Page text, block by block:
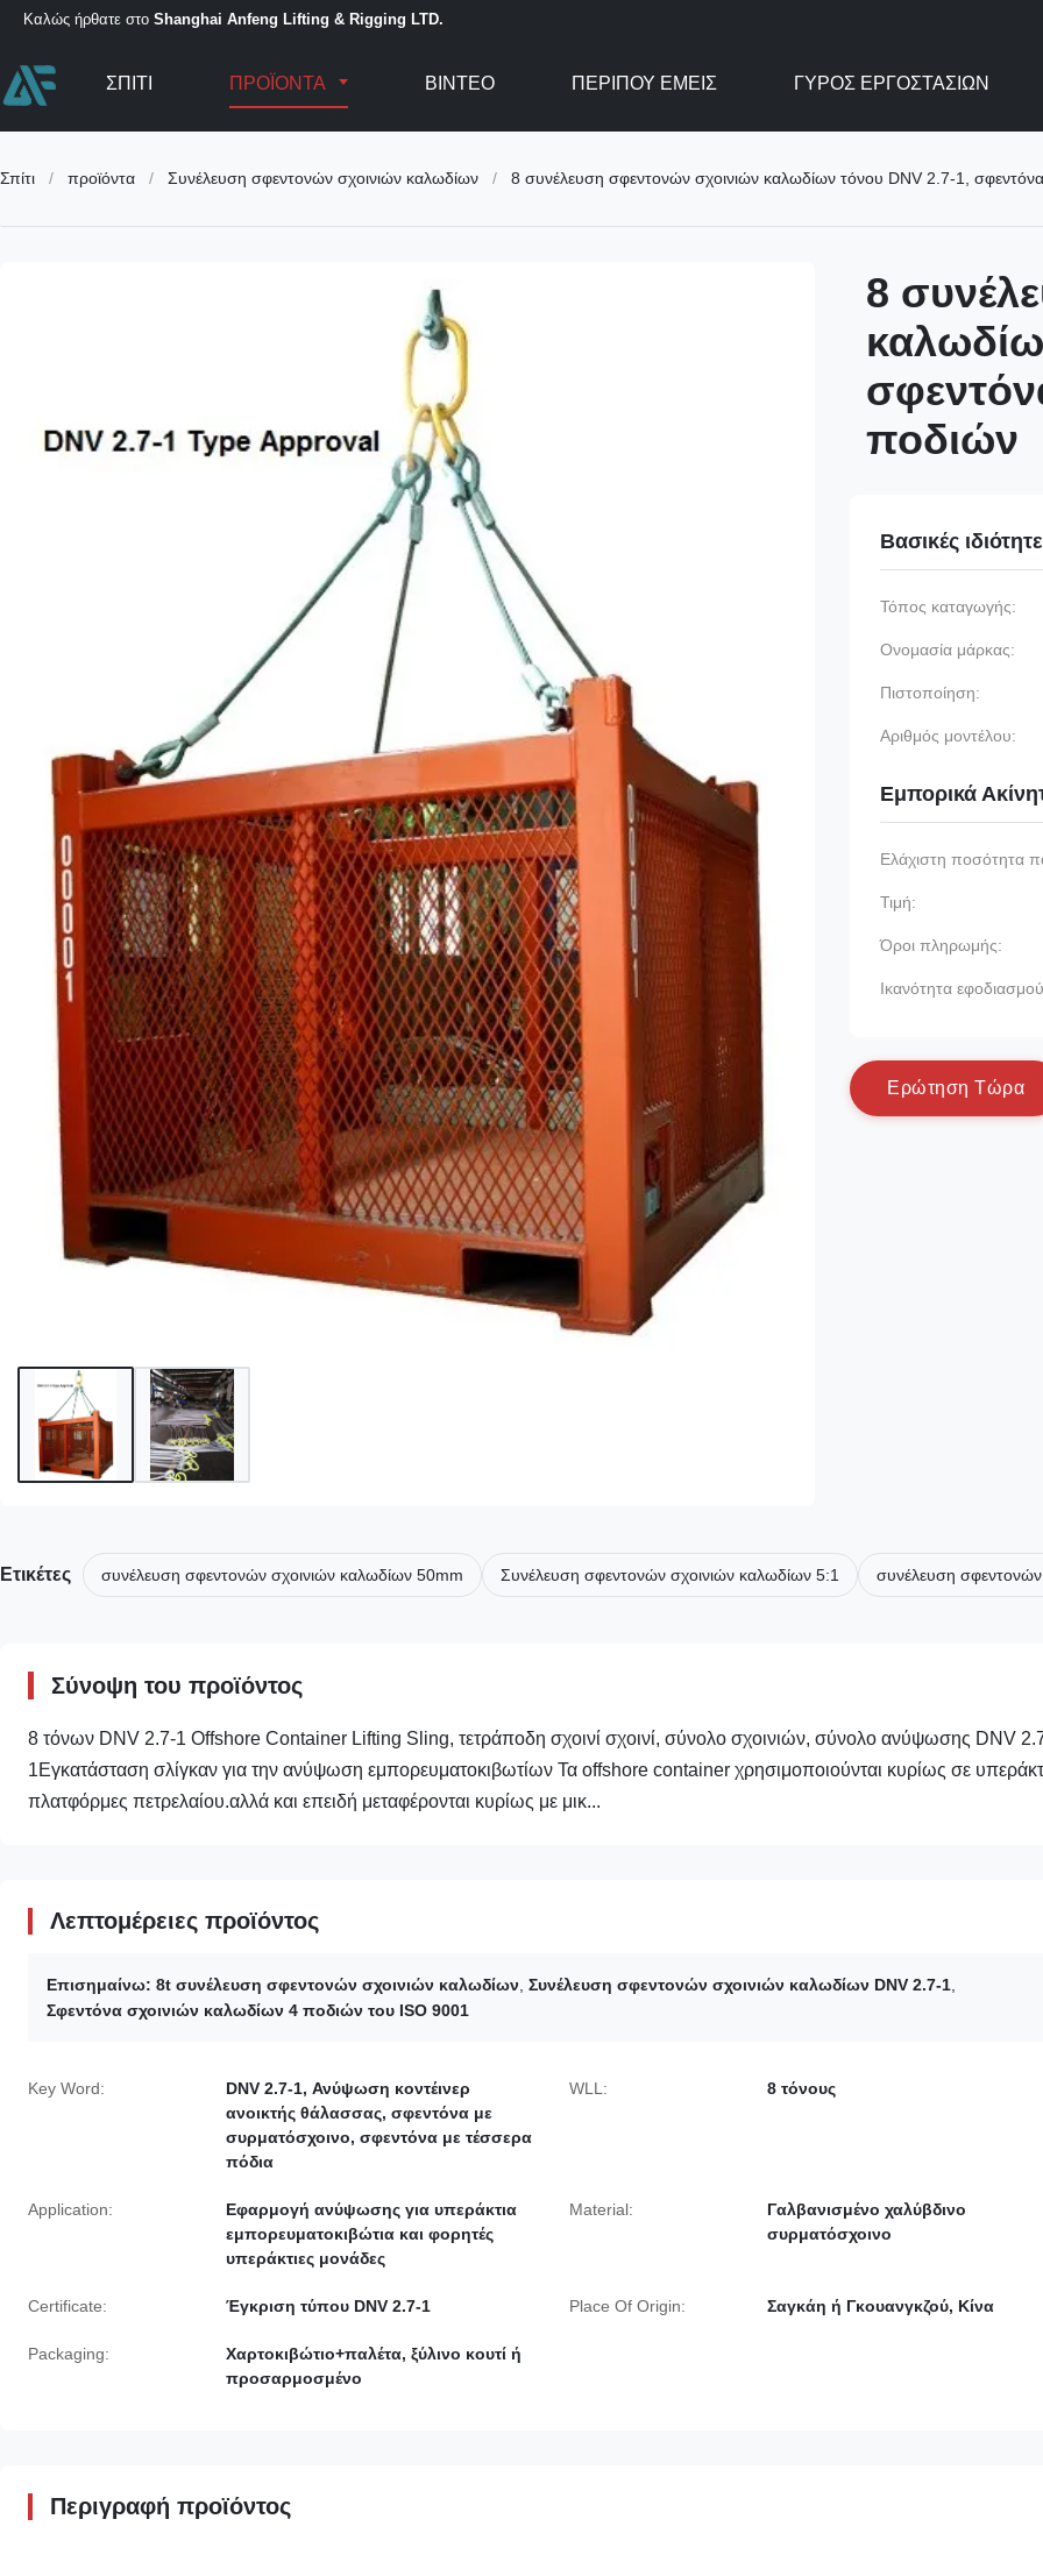
Καλώς ήρθατε στο Shanghai Anfeng Lifting & Rigging LTD.
ΣΠΊΤΙ ΠΡΟΪΌΝΤΑ ΒΊΝΤΕΟ ΠΕΡΊΠΟΥ ΕΜΕΊΣ ΓΎΡΟΣ ΕΡΓΟΣΤΑΣΊΩΝ
Σπίτι / προϊόντα / Συνέλευση σφεντονών σχοινιών καλωδίων / 8 συνέλευση σφεντονών σχοινιών καλωδίων τόνου DNV 2.7-1,
8
ποδιών
Βασικές
Τόπος καταγωγής:
Ονομασία μάρκας:
Πιστοποίηση:
Αριθμός μοντέλου:
Εμπορικά
Ελάχιστη ποσότητα
Τιμή:
Όροι πληρωμής:
Ικανότητα
Ερώτηση Τώρα
Ετικέτες συνέλευση σφεντονών σχοινιών καλωδίων 50mm Συνέλευση σφεντονών σχοινιών καλωδίων 5:1 συνέλευση
Σύνοψη του προϊόντος
8 τόνων DNV 2.7-1 Offshore Container Lifting Sling, τετράποδη σχοινί σχοινί, σύνολο σχοινιών, σύνολο ανύψωσης DNV
1Εγκατάσταση σλίγκαν για την ανύψωση εμπορευματοκιβωτίων Τα offshore container χρησιμοποιούνται κυρίως σε
πλατφόρμες πετρελαίου.αλλά και επειδή μεταφέρονται κυρίως με μικ...
Λεπτομέρειες προϊόντος
Επισημαίνω: 8t συνέλευση σφεντονών σχοινιών καλωδίων, Συνέλευση σφεντονών σχοινιών καλωδίων DNV 2.7-1,
Σφεντόνα σχοινιών καλωδίων 4 ποδιών του ISO 9001
Key Word:
DNV 2.7-1, Ανύψωση κοντέινερ
ανοικτής θάλασσας, σφεντόνα με
συρματόσχοινο, σφεντόνα με τέσσερα
πόδια
WLL: 8 τόνους
Application:
Εφαρμογή ανύψωσης για υπεράκτια
εμπορευματοκιβώτια και φορητές
υπεράκτιες μονάδες
Material:
Γαλβανισμένο χαλύβδινο
συρματόσχοινο
Certificate: Έγκριση τύπου DNV 2.7-1 Place Of Origin: Σαγκάη ή Γκουανγκζού, Κίνα
Packaging:
Χαρτοκιβώτιο+παλέτα, ξύλινο κουτί ή
προσαρμοσμένο
Περιγραφή προϊόντος